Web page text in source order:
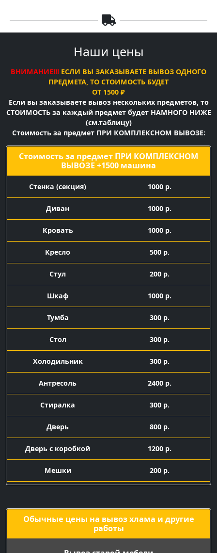
Наши цены
ВНИМАНИЕ!!! ЕСЛИ ВЫ ЗАКАЗЫВАЕТЕ ВЫВОЗ ОДНОГО
ПРЕДМЕТА, ТО СТОИМОСТЬ БУДЕТ
ОТ 1500 ₽
Если вы заказываете вывоз нескольких предметов, то
СТОИМОСТЬ за каждый предмет будет НАМНОГО НИЖЕ
(см.таблицу)
Стоимость за предмет ПРИ КОМПЛЕКСНОМ ВЫВОЗЕ:
Стоимость за предмет ПРИ КОМПЛЕКСНОМ
ВЫВОЗЕ +1500 машина
Cтенка (секция) 1000 р.
Диван 1000 р.
Кровать 1000 р.
Кресло 500 р.
Стул 200 р.
Шкаф 1000 р.
Тумба 300 р.
Стол 300 р.
Холодильник 300 р.
Антресоль 2400 р.
Стиралка 300 р.
Дверь 800 р.
Дверь с коробкой 1200 р.
Мешки
200 р.
Подача машины с
Обычные цены на вывоз хлама и другие
работы